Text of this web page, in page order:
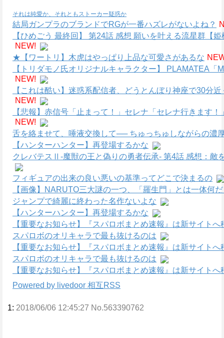
それは純愛か、それともストーカー疑惑か
結局ガンプラのブランドでRGが一番ハズレがないよね？
【ひめごう 最終回】 第24話 感想 願いを叶える流星群【姫
NEW!
★【ワートリ】木虎はやっぱり上品な可愛さがあるな
【トリダモノ氏オリジナルキャラクター】 PLAMATEA
NEW!
【これは酷い】迷惑系配信者、どうとんぼり神座で30分
NEW!
【悲報】赤信号「止まって！」セレナ「セレナ行きます
NEW!
舌を絡ませて、唾液交換して── ちゅっちゅしながらの濃
【ハンターハンター】再登場するかな
クレバテスⅡ-魔獣の王と偽りの勇者伝承- 第4話 感想：敵
フィギュアの出来の良い悪いの基準ってどこで決まるの
【画像】NARUTO三大謎の一つ、「羅生門」とは一体何
ジャンプで綺麗に終わった名作ないよな
【ハンターハンター】再登場するかな
【重要なお知らせ】『スパロボまとめ速報』は新サイトへ
スパロボのオリキャラで最も抜けるのは
【重要なお知らせ】『スパロボまとめ速報』は新サイトへ
スパロボのオリキャラで最も抜けるのは
【重要なお知らせ】『スパロボまとめ速報』は新サイトへ
Powered by livedoor 相互RSS
1: 2018/06/06 12:45:27 No.563390762